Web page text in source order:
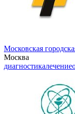
Московская
Москва
диагностикалечение